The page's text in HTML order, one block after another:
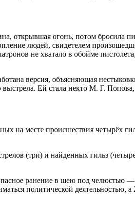
открывшая огонь, потом бросила
людей, свидетелем
не хватало в обойме
версия, объясняющая
Ей стала некто М. Г.
на месте происшествия четырёх
(три) и найденных гильз
ранение в шею под челюстью
политической деятельностью,